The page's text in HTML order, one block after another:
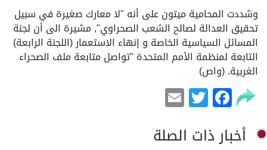
وشددت المحامية ميتون على أنه "لا معارك صغيرة في سبيل
تحقيق العدالة لصالح الشعب الصحراوي", مشيرة الى أن لجنة
المسائل السياسية الخاصة و إنهاء الاستعمار (اللجنة الرابعة)
التابعة لمنظمة الأمم المتحدة "تواصل متابعة ملف الصحراء
الغربية. (واص)
Facebook
Twitter
أخبار ذات الصلة